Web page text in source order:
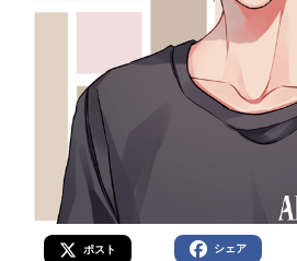
ポスト シェア